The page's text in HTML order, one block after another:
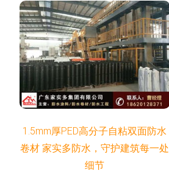
1.5mm厚PED高分子自粘双面防水
卷材 家实多防水，守护建筑每一处
细节